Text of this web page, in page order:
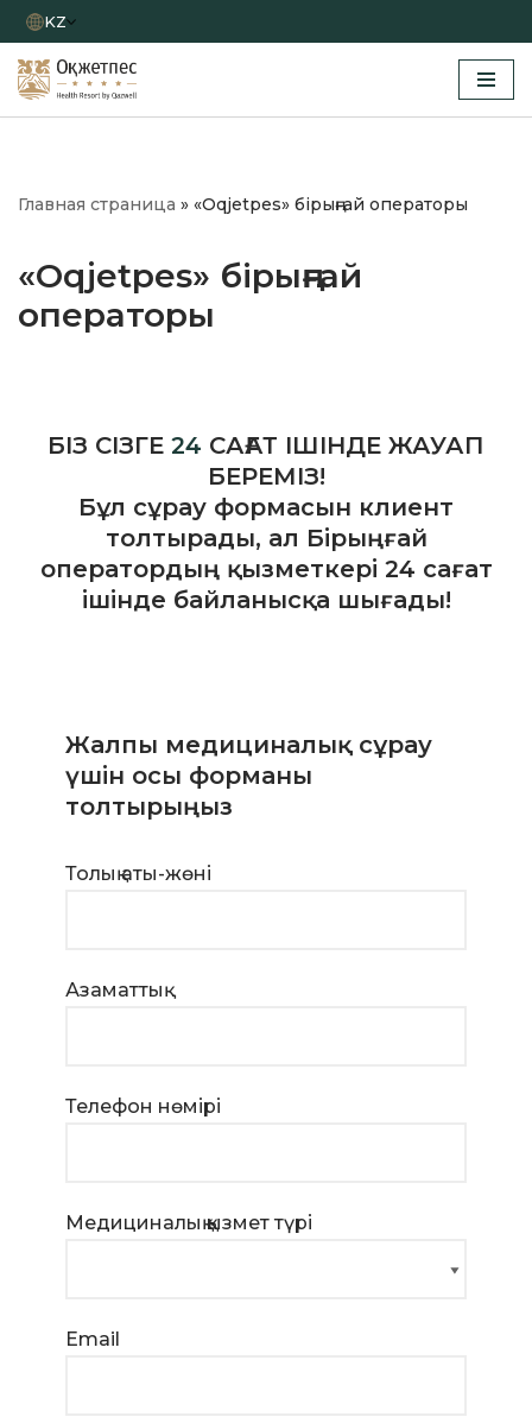
Skip
to
KZ
Главная страница » «Oqjetpes» бірыңғай операторы
«Oqjetpes» бірыңғай
операторы
БІЗ СІЗГЕ 24 САҒАТ ІШІНДЕ ЖАУАП
БЕРЕМІЗ!
Бұл сұрау формасын клиент
толтырады, ал Бірыңғай
оператордың қызметкері 24 сағат
ішінде байланысқа шығады!
Жалпы медициналық сұрау
үшін осы форманы
толтырыңыз
Толық аты-жөні
Азаматтық
Телефон нөмірі
Медициналық қызмет түрі
Email